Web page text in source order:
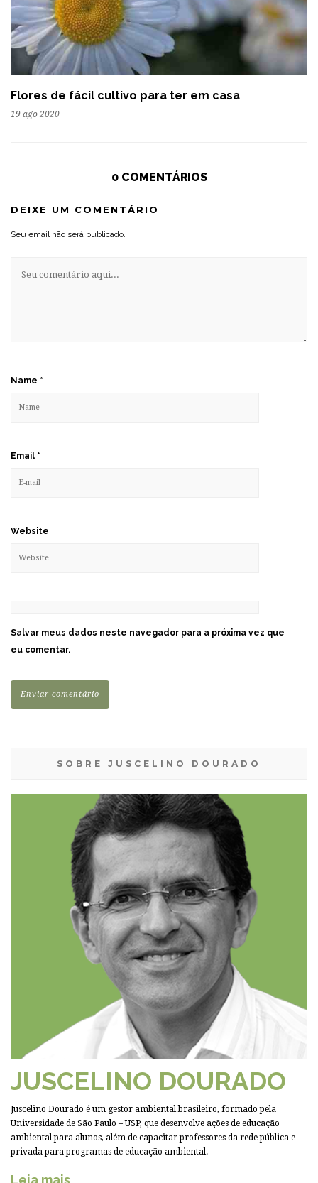
Flores de fácil cultivo para ter em casa
19 ago 2020
0 COMENTÁRIOS
DEIXE UM COMENTÁRIO
Seu email não será publicado.
Name *
Email *
Website
Salvar meus dados neste navegador para a próxima vez que
eu comentar.
SOBRE JUSCELINO DOURADO
JUSCELINO DOURADO
Juscelino Dourado é um gestor ambiental brasileiro, formado pela
Universidade de São Paulo – USP, que desenvolve ações de educação
ambiental para alunos, além de capacitar professores da rede pública e
privada para programas de educação ambiental.
Leia mais